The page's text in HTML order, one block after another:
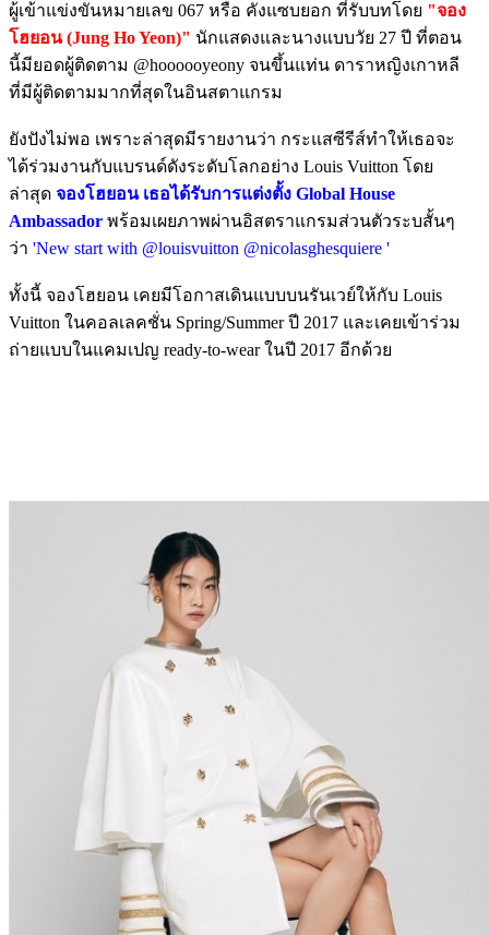
ผู้เข้าแข่งขันหมายเลข 067 หรือ คังแซบยอก ที่รับบทโดย "จอง
โฮยอน (Jung Ho Yeon)" นักแสดงและนางแบบวัย 27 ปี ที่ตอน
นี้มียอดผู้ติดตาม @hoooooyeony จนขึ้นแท่น ดาราหญิงเกาหลี
ที่มีผู้ติดตามมากที่สุดในอินสตาแกรม
ยังปังไม่พอ เพราะล่าสุดมีรายงานว่า กระแสซีรีส์ทำให้เธอจะ
ได้ร่วมงานกับแบรนด์ดังระดับโลกอย่าง Louis Vuitton โดย
ล่าสุด จองโฮยอน เธอได้รับการแต่งตั้ง Global House
Ambassador พร้อมเผยภาพผ่านอิสตราแกรมส่วนตัวระบสั้นๆ
ว่า 'New start with @louisvuitton @nicolasghesquiere '
ทั้งนี้ จองโฮยอน เคยมีโอกาสเดินแบบบนรันเวย์ให้กับ Louis
Vuitton ในคอลเลคชั่น Spring/Summer ปี 2017 และเคยเข้าร่วม
ถ่ายแบบในแคมเปญ ready-to-wear ในปี 2017 อีกด้วย